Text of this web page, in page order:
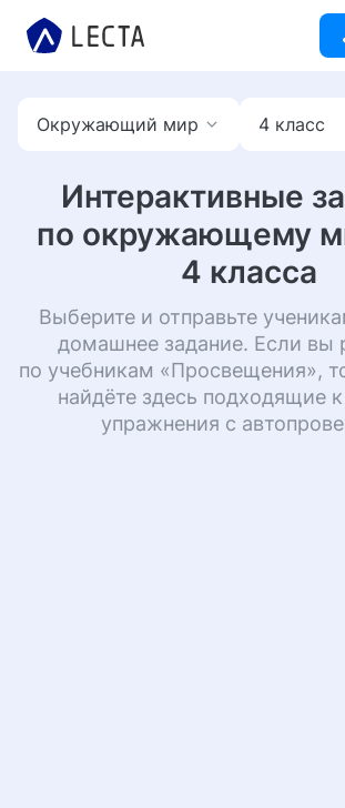
Окружающий мир 4 класс
Интерактивные
по окружающему
4 класса
Выберите и отправьте
домашнее задание. Если вы
по учебникам «Просвещения»,
найдёте здесь подходящие
упражнения с